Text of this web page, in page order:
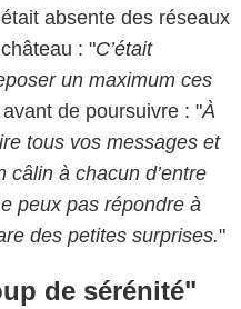
absente des réseaux
: "C’était
un maximum ces
de poursuivre : "À
tous vos messages et
câlin à chacun d’entre
peux pas répondre à
des petites surprises."
de sérénité"